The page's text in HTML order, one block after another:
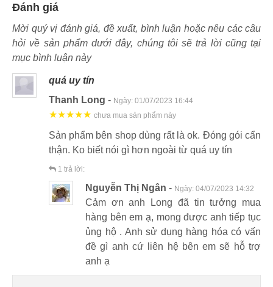
Đánh giá
Mời quý vị đánh giá, đề xuất, bình luận hoặc nêu các câu
hỏi về sản phẩm dưới đây, chúng tôi sẽ trả lời cũng tại
mục bình luận này
quá uy tín
Thanh Long - Ngày: 01/07/2023 16:44
★★★★★ chưa mua sản phẩm này
Sản phẩm bên shop dùng rất là ok. Đóng gói cẩn
thận. Ko biết nói gì hơn ngoài từ quá uy tín
1 trả lời:
Nguyễn Thị Ngân - Ngày: 04/07/2023 14:32
Cảm ơn anh Long đã tin tưởng mua
hàng bên em ạ, mong được anh tiếp tục
ủng hộ . Anh sử dụng hàng hóa có vấn
đề gì anh cứ liên hệ bên em sẽ hỗ trợ
anh ạ